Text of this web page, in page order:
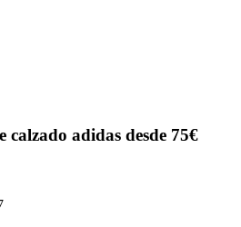
calzado adidas desde 75€